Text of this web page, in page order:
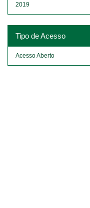
2019
Tipo de Acesso
Acesso Aberto